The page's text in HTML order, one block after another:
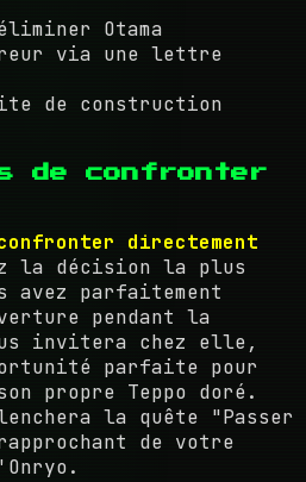
Otama
via une lettre
de construction
de confronter
directement
la décision la plus
avez parfaitement
pendant la
invitera chez elle,
parfaite pour
propre Teppo doré.
la quête "Passer
de votre